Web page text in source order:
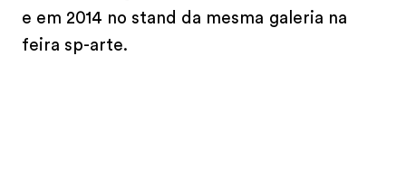
e em 2014 no stand da mesma galeria na
feira sp-arte.